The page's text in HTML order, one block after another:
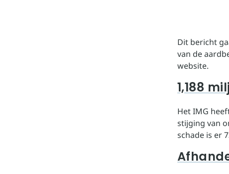
Dit bericht
van de
website.
1,188
Het IMG
stijging van
schade is er